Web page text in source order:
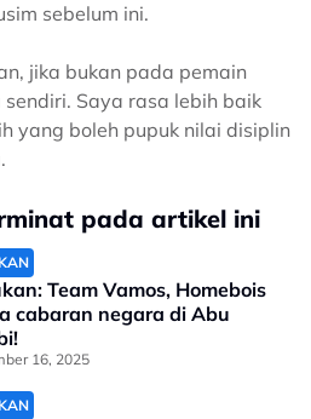
sebelum ini.
jika bukan pada pemain
Saya rasa lebih baik
yang boleh pupuk nilai disiplin
pada artikel ini
Team Vamos, Homebois
cabaran negara di Abu
16, 2025